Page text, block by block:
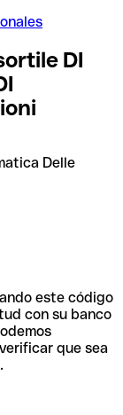
DI
Delle
este código
con su banco
que sea